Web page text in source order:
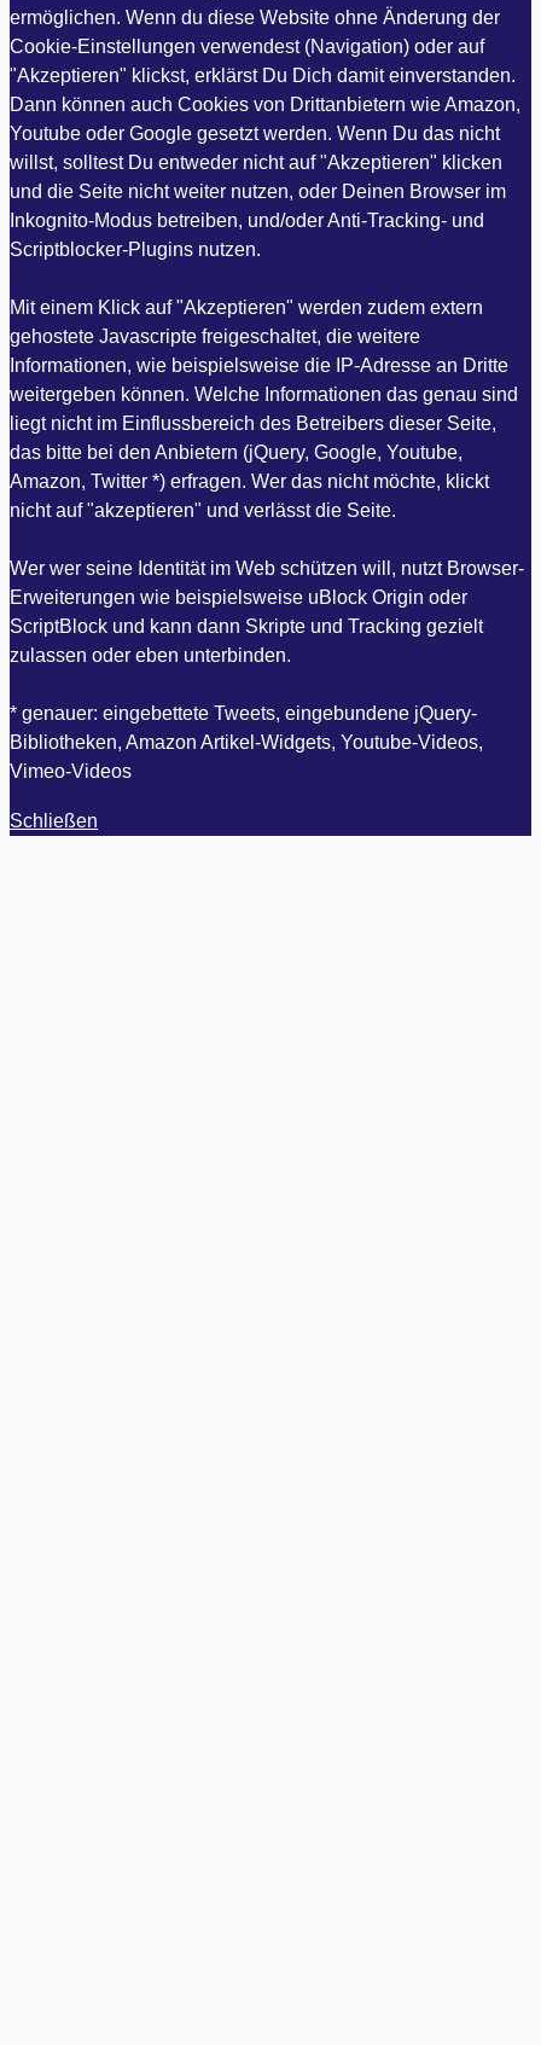
ermöglichen. Wenn du diese Website ohne Änderung der
Cookie-Einstellungen verwendest (Navigation) oder auf
"Akzeptieren" klickst, erklärst Du Dich damit einverstanden.
Dann können auch Cookies von Drittanbietern wie Amazon,
Youtube oder Google gesetzt werden. Wenn Du das nicht
willst, solltest Du entweder nicht auf "Akzeptieren" klicken
und die Seite nicht weiter nutzen, oder Deinen Browser im
Inkognito-Modus betreiben, und/oder Anti-Tracking- und
Scriptblocker-Plugins nutzen.
Mit einem Klick auf "Akzeptieren" werden zudem extern
gehostete Javascripte freigeschaltet, die weitere
Informationen, wie beispielsweise die IP-Adresse an Dritte
weitergeben können. Welche Informationen das genau sind
liegt nicht im Einflussbereich des Betreibers dieser Seite,
das bitte bei den Anbietern (jQuery, Google, Youtube,
Amazon, Twitter *) erfragen. Wer das nicht möchte, klickt
nicht auf "akzeptieren" und verlässt die Seite.
Wer wer seine Identität im Web schützen will, nutzt Browser-
Erweiterungen wie beispielsweise uBlock Origin oder
ScriptBlock und kann dann Skripte und Tracking gezielt
zulassen oder eben unterbinden.
* genauer: eingebettete Tweets, eingebundene jQuery-
Bibliotheken, Amazon Artikel-Widgets, Youtube-Videos,
Vimeo-Videos
Schließen